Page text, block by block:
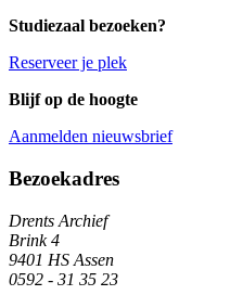
Studiezaal bezoeken?
Reserveer je plek
Blijf op de hoogte
Aanmelden nieuwsbrief
Algemene informatie
Bezoekadres
Drents Archief
Brink 4
9401 HS Assen
0592 - 31 35 23